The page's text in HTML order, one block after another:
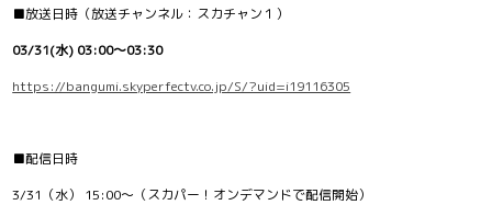
■放送日時（放送チャンネル：スカチャン１）
03/31(水) 03:00～03:30
https://bangumi.skyperfectv.co.jp/S/?uid=i19116305
■配信日時
3/31（水） 15:00～（スカパー！オンデマンドで配信開始）